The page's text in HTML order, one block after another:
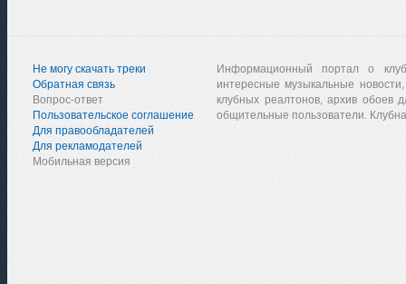
Не могу скачать треки
Обратная связь
Вопрос-ответ
Пользовательское соглашение
Для правообладателей
Для рекламодателей
Мобильная версия
Информационный портал о
интересные музыкальные
клубных реалтонов, архив обоев
общительные пользователи.